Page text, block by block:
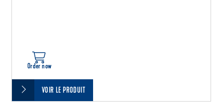
Order now
VOIR LE PRODUIT